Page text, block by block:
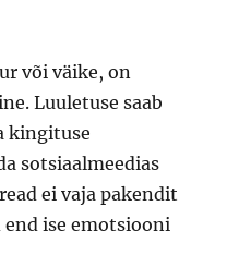
või väike, on
Luuletuse saab
kingituse
sotsiaalmeedias
ei vaja pakendit
ise emotsiooni